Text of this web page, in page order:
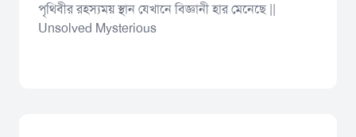
পৃথিবীর রহস্যময় স্থান যেখানে বিজ্ঞানী হার মেনেছে ||
Unsolved Mysterious